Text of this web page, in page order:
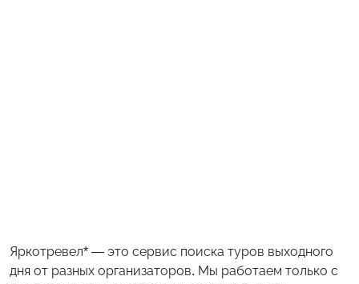
Яркотревел* — это сервис поиска туров выходного
дня от разных организаторов. Мы работаем только с